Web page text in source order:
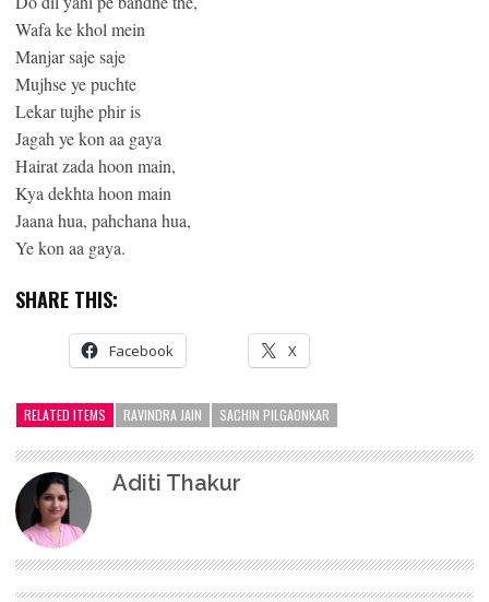
Wafa ke khol mein
Manjar saje saje
Mujhse ye puchte
Lekar tujhe phir is
Jagah ye kon aa gaya
Hairat zada hoon main,
Kya dekhta hoon main
Jaana hua, pahchana hua,
Ye kon aa gaya.
SHARE THIS:
Facebook X
RELATED ITEMS RAVINDRA JAIN SACHIN PILGAONKAR
Aditi Thakur